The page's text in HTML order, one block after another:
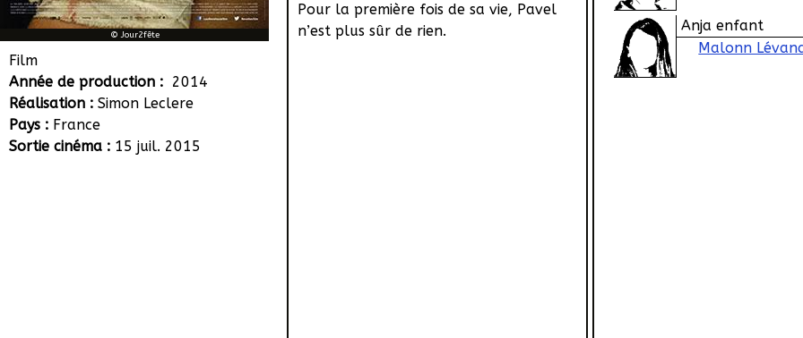
© Jour2fête
Film
Année de production : 2014
Réalisation : Simon Leclere
Pays : France
Sortie cinéma : 15 juil. 2015
Pour la première fois de sa vie, Pavel
n’est plus sûr de rien.
Anja enfant
Malonn